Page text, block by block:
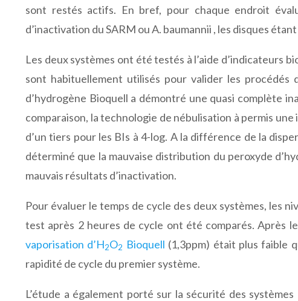
sont restés actifs. En bref, pour chaque endroit
d’inactivation du SARM ou A. baumannii , les disques
Les deux systèmes ont été testés à l’aide d’indicateurs
sont habituellement utilisés pour valider les
d’hydrogène Bioquell a démontré une quasi complète
comparaison, la technologie de nébulisation à permis
d’un tiers pour les BIs à 4-log. A la différence de la
déterminé que la mauvaise distribution du peroxyde
mauvais résultats d’inactivation.
Pour évaluer le temps de cycle des deux systèmes, les
test après 2 heures de cycle ont été comparés. Après
vaporisation d’H2O2 Bioquell (1,3ppm) était plus faible
rapidité de cycle du premier système.
L’étude a également porté sur la sécurité des